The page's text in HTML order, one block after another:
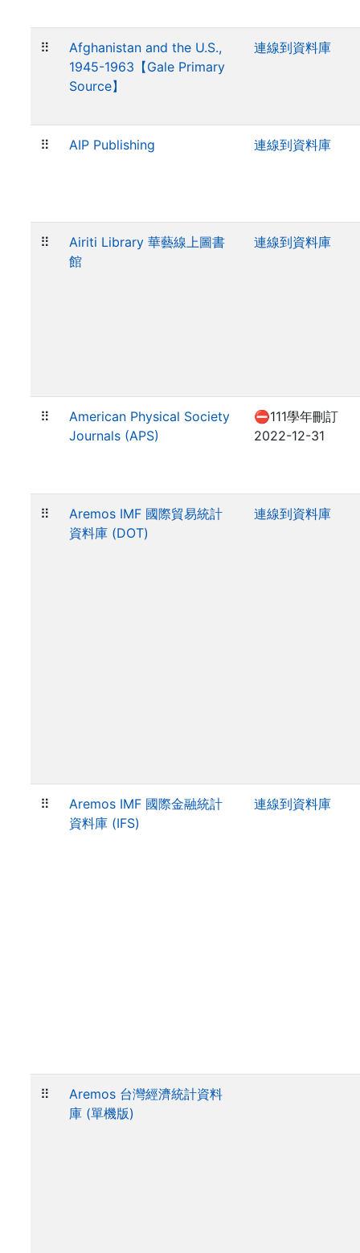
⠿
Afghanistan and the U.S.,
1945-1963【Gale Primary
Source】
連線到資料庫
⠿ AIP Publishing 連線到資料庫
⠿
Airiti Library 華藝線上圖書
館
連線到資料庫
⠿
American Physical Society
Journals (APS)
⛔111學年刪訂
2022-12-31
⠿
Aremos IMF 國際貿易統計
資料庫 (DOT)
連線到資料庫
⠿
Aremos IMF 國際金融統計
資料庫 (IFS)
連線到資料庫
⠿
Aremos 台灣經濟統計資料
庫 (單機版)